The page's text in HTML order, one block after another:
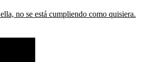
no se está cumpliendo como quisiera.